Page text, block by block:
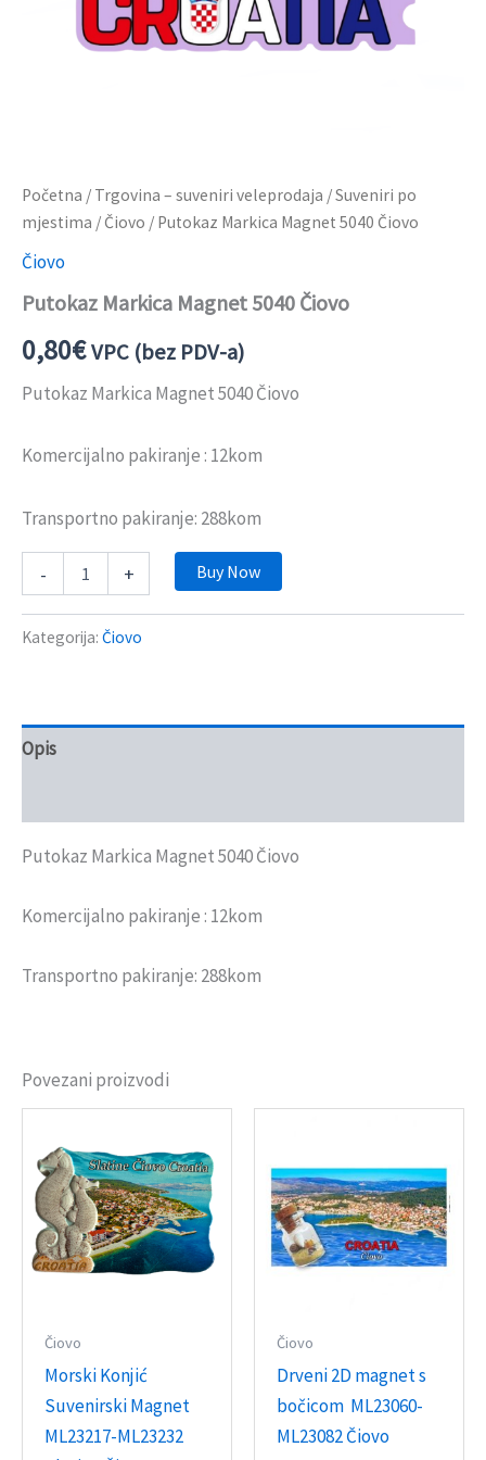
Početna / Trgovina – suveniri veleprodaja /Suveniri po
mjestima / Čiovo / Putokaz Markica Magnet 5040 Čiovo
Čiovo
Putokaz Markica Magnet 5040 Čiovo
0,80€VPC (bez PDV-a)
Putokaz Markica Magnet 5040 Čiovo
Komercijalno pakiranje : 12kom
Transportno pakiranje: 288kom
- + Buy Now
Kategorija: Čiovo
Opis
Putokaz Markica Magnet 5040 Čiovo
Komercijalno pakiranje : 12kom
Transportno pakiranje: 288kom
Povezani proizvodi
Čiovo
Morski Konjić
Suvenirski Magnet
ML23217-ML23232
Čiovo
Drveni 2D magnet s
bočicom ML23060-
ML23082 Čiovo